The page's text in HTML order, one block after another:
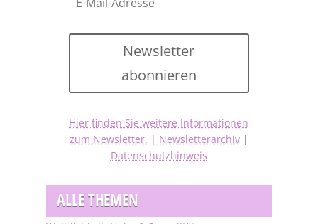
Newsletter
abonnieren
Hier finden Sie weitere Informationen
zum Newsletter. | Newsletterarchiv|
Datenschutzhinweis
ALLE THEMEN